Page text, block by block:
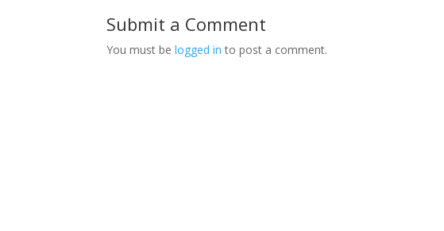
Submit a Comment
You must belogged in to post a comment.